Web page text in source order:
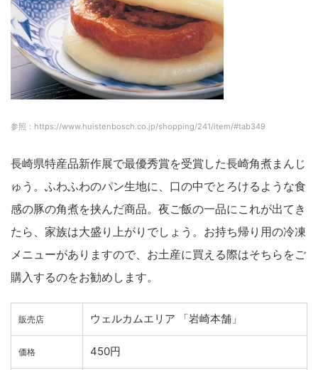
参照：https://www.huistenbosch.co.jp/shopping/241/item/#tab349
長崎県特産品新作展で最優秀賞を受賞した長崎角煮まんじ
ゅう。ふわふわのパン生地に、口の中でとろけるような食
感の豚の角煮を挟んだ商品。夜ご飯の一品にこれが出てき
たら、家族は大盛り上がりでしょう。お持ち帰り用の冷凍
メニューがありますので、お土産に買える際はそちらをご
購入するのをお勧めします。
販売店 ウェルカムエリア 「岩崎本舗」
価格 450円